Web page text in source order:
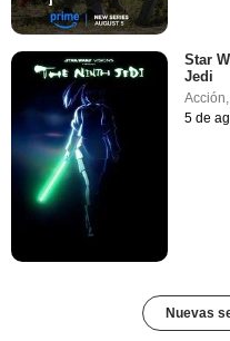
Star
Jedi
Acción
5 de
Nuevas